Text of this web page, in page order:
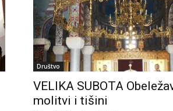
Društvo
VELIKA SUBOTA
molitvi i tišini